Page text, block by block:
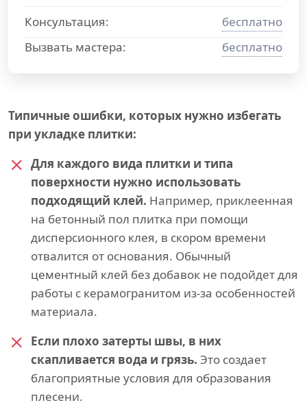
Консультация:
бесплатно
Вызвать мастера:
бесплатно
Типичные ошибки, которых нужно избегать
при укладке плитки:
Для каждого вида плитки и типа
поверхности нужно использовать
подходящий клей. Например, приклеенная
на бетонный пол плитка при помощи
дисперсионного клея, в скором времени
отвалится от основания. Обычный
цементный клей без добавок не подойдет для
работы с керамогранитом из-за особенностей
материала.
Если плохо затерты швы, в них
скапливается вода и грязь. Это создает
благоприятные условия для образования
плесени.